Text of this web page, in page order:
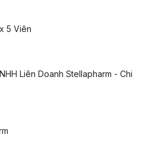
5 Viên
Liên Doanh Stellapharm - Chi